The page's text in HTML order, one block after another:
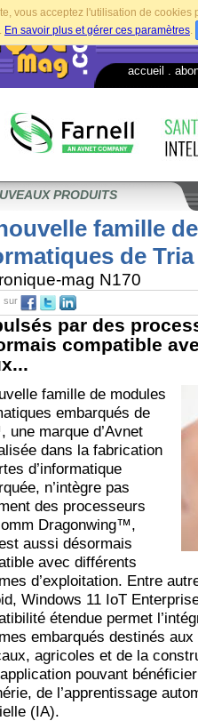
vous acceptez l'utilisation de
En savoir plus et gérer ces paramètres.
accueil
PRODUITS
famille
de Tria
mag N170
sur
par des
compatible
famille de modules
embarqués de
une marque d’Avnet
dans la fabrication
d’informatique
n’intègre pas
des processeurs
Dragonwing™,
aussi désormais
avec différents
d’exploitation. Entre
Windows 11 IoT
étendue permet
embarqués destinés
agricoles et de la
pouvant
de l’apprentissage
(IA).